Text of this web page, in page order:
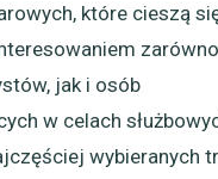
które cieszą
zarówno
jak i osób
w celach
wybieranych